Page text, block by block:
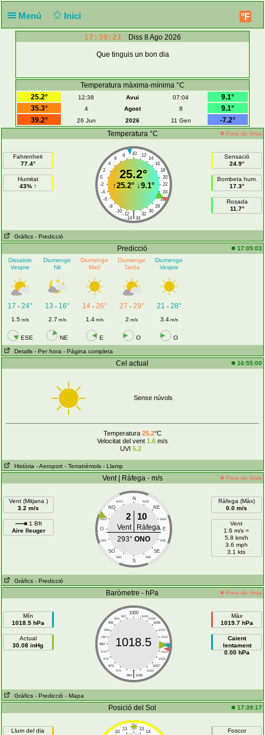
Menú Inici °F
17:39:21 Diss 8 Ago 2026
Que tinguis un bon dia
Temperatura màxima-mínima °C
25.2°
12:38 Avui 07:04
9.1°
35.3°
4 Agost 8
9.1°
39.2°
26 Jun 2026 11 Gen
-7.2°
Temperatura °C
Fora de línia
Fahrenheit
77.4°
Humitat
43% ↑
10
8 12
6
14
4
16
2
18
0
20
-2
22
-4
24
-6
26
-8
28
-10
30
-12 32
|
-14 34
25.2°
↑25.2° ↓9.1°
Sensació
24.9°
Bombeta hum.
17.3°
Rosada
11.7°
Gràfics - Predicció
Predicció
17:05:03
Dissabte
Vespre
Diumenge
Nit
Diumenge
Matí
Diumenge
Tarda
Diumenge
Vespre
17 -24° 13 - 16° 14- 26° 27 - 29° 21 - 28°
1.5 m/s 2.7 m/s 1.4m/s 2 m/s 3.4m/s
ESE NE E O O
Detalls - Per hora - Pàgina completa
Cel actual 16:55:00
Sense núvols
Temperatura 25.2°C
Velocitat del vent 1.6m/s
UVI 5.2
Història - Aeroport - Terratrèmols - Llamp
Vent | Ràfega - m/s Fora de línia
Vent (Mitjana )
3.2 m/s
1 Bft
Aire lleuger
N
NNO NNE
NO NE
ONO ENE
O E
OSO ESE
SO SE
SSO SSE
S
2 10
Vent
Ràfega
293° ONO
Ràfega (Màx)
0.0 m/s
Vent
1.6 m/s =
5.8 km/h
3.6 mph
3.1 kts
Gràfics - Predicció
Baròmetre - hPa Fora de línia
Mín
1018.5 hPa
Actual
30.08 inHg
1000
997 1003
994
1006
991
1009
988
1012
985
1015
982
1018
979
1021
976
1024
973
1027
970
1030
|
964 1036
1018.5
Màx
1019.7 hPa
Caient
lentament
0.00 hPa
Gràfics - Predicció - Mapa
Posició del Sol 17:39:17
Llum del dia
11 13
10
14
Foscor